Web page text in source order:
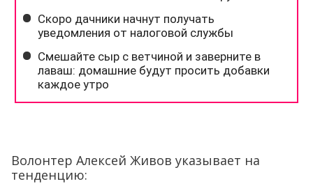
Волонтер Алексей Живов указывает на
тенденцию: